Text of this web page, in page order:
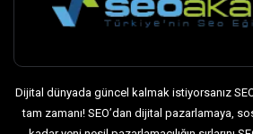
Dijital dünyada güncel kalmak istiyorsanız
tam zamanı! SEO’dan dijital pazarlamaya,